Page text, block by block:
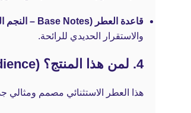
قاعدة العطر (Base Notes – النجم الحقيقي):
والاستقرار الحديدي للرائحة.
4. لمن هذا المنتج؟ (Target Audience):
هذا العطر الاستثنائي مصمم ومثالي